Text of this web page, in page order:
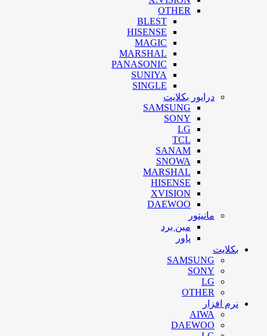
OTHER
BLEST
HISENSE
MAGIC
MARSHAL
PANASONIC
SUNIYA
SINGLE
درایور بکلایت
SAMSUNG
SONY
LG
TCL
SANAM
SNOWA
MARSHAL
HISENSE
XVISION
DAEWOO
مانیتور
مین برد
پاور
بکلایت
SAMSUNG
SONY
LG
OTHER
نرم افزار
AIWA
DAEWOO